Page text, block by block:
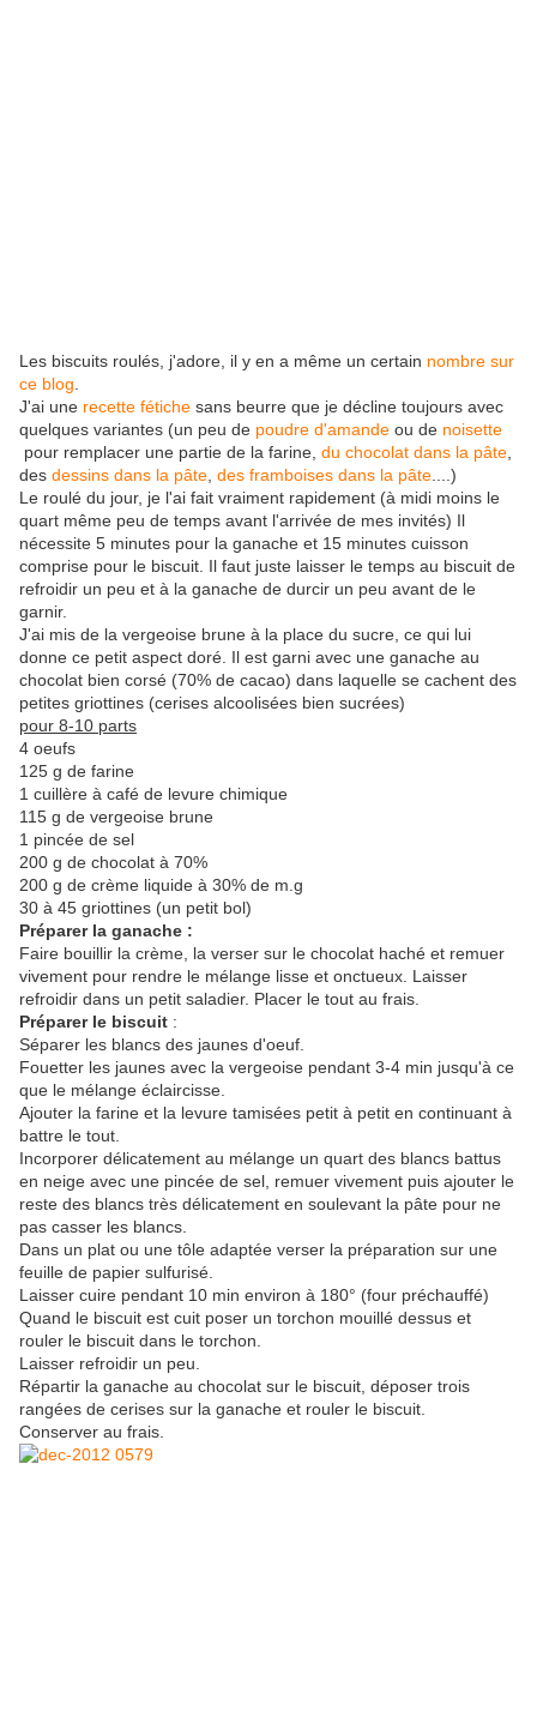
Les biscuits roulés, j'adore, il y en a même un certain nombre sur
ce blog
J'ai une recette fétiche sans beurre que je décline toujours avec
quelques variantes (un peu de poudre d'amande ou de noisette
pour remplacer une partie de la farine, du chocolat dans la pâte
des dessins dans la pâte des framboises dans la pâte ....)
Le roulé du jour, je l'ai fait vraiment rapidement (à midi moins le
quart même peu de temps avant l'arrivée de mes invités) Il
nécessite 5 minutes pour la ganache et 15 minutes cuisson
comprise pour le biscuit. Il faut juste laisser le temps au biscuit de
refroidir un peu et à la ganache de durcir un peu avant de le
garnir.
J'ai mis de la vergeoise brune à la place du sucre, ce qui lui
donne ce petit aspect doré. Il est garni avec une ganache au
chocolat bien corsé (70% de cacao) dans laquelle se cachent des
petites griottines (cerises alcoolisées bien sucrées)
pour 8-10 parts
4 oeufs
125 g de farine
1 cuillère à café de levure chimique
115 g de vergeoise brune
1 pincée de sel
200 g de chocolat à 70%
200 g de crème liquide à 30% de m.g
30 à 45 griottines (un petit bol)
Préparer la ganache :
Faire bouillir la crème, la verser sur le chocolat haché et remuer
vivement pour rendre le mélange lisse et onctueux. Laisser
refroidir dans un petit saladier. Placer le tout au frais.
Préparer le biscuit :
Séparer les blancs des jaunes d'oeuf.
Fouetter les jaunes avec la vergeoise pendant 3-4 min jusqu'à ce
que le mélange éclaircisse.
Ajouter la farine et la levure tamisées petit à petit en continuant à
battre le tout.
Incorporer délicatement au mélange un quart des blancs battus
en neige avec une pincée de sel, remuer vivement puis ajouter le
reste des blancs très délicatement en soulevant la pâte pour ne
pas casser les blancs.
Dans un plat ou une tôle adaptée verser la préparation sur une
feuille de papier sulfurisé.
Laisser cuire pendant 10 min environ à 180° (four préchauffé)
Quand le biscuit est cuit poser un torchon mouillé dessus et
rouler le biscuit dans le torchon.
Laisser refroidir un peu.
Répartir la ganache au chocolat sur le biscuit, déposer trois
rangées de cerises sur la ganache et rouler le biscuit.
Conserver au frais.